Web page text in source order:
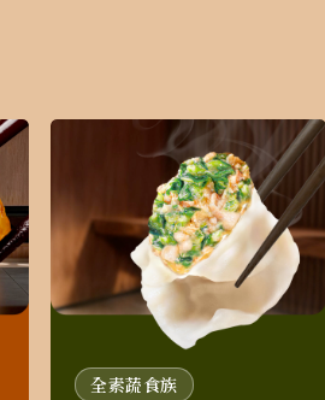
全素蔬食族